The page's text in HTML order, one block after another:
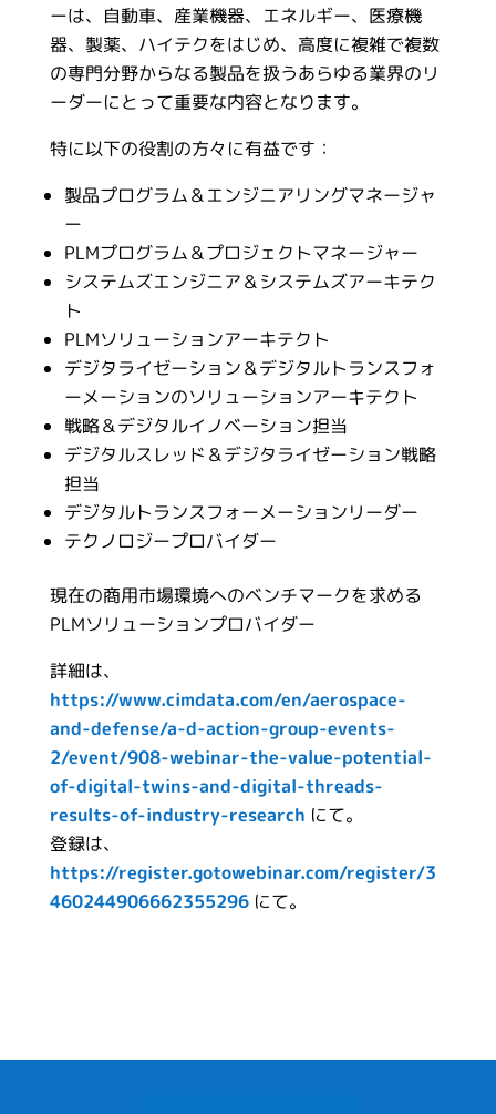
ーは、自動車、産業機器、エネルギー、医療機
器、製薬、ハイテクをはじめ、高度に複雑で複数
の専門分野からなる製品を扱うあらゆる業界のリ
ーダーにとって重要な内容となります。
特に以下の役割の方々に有益です：
製品プログラム＆エンジニアリングマネージャ
ー
PLMプログラム＆プロジェクトマネージャー
システムズエンジニア＆システムズアーキテク
ト
PLMソリューションアーキテクト
デジタライゼーション＆デジタルトランスフォ
ーメーションのソリューションアーキテクト
戦略＆デジタルイノベーション担当
デジタルスレッド＆デジタライゼーション戦略
担当
デジタルトランスフォーメーションリーダー
テクノロジープロバイダー
現在の商用市場環境へのベンチマークを求める
PLMソリューションプロバイダー
詳細は、
https://www.cimdata.com/en/aerospace-
and-defense/a-d-action-group-events-
2/event/908-webinar-the-value-potential-
of-digital-twins-and-digital-threads-
results-of-industry-research にて。
登録は、
https://register.gotowebinar.com/register/3
460244906662355296にて。